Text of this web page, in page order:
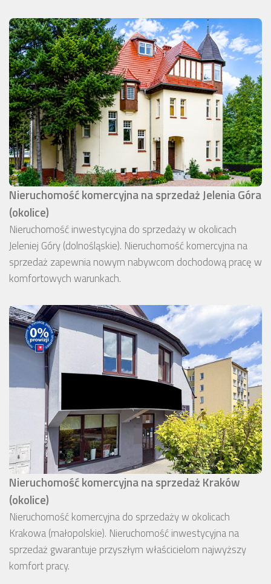
Nieruchomość komercyjna na sprzedaż Jelenia Góra
(okolice)
Nieruchomość inwestycyjna do sprzedaży w okolicach
Jeleniej Góry (dolnośląskie). Nieruchomość komercyjna na
sprzedaż zapewnia nowym nabywcom dochodową pracę w
komfortowych warunkach.
Nieruchomość komercyjna na sprzedaż Kraków
(okolice)
Nieruchomość komercyjna do sprzedaży w okolicach
Krakowa (małopolskie). Nieruchomość inwestycyjna na
sprzedaż gwarantuje przyszłym właścicielom najwyższy
komfort pracy.